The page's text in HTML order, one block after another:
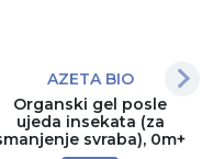
AZETA BIO
Organski gel posle
ujeda insekata (za
svraba), 0m+